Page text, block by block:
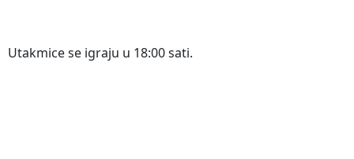
Utakmice se igraju u 18:00 sati.